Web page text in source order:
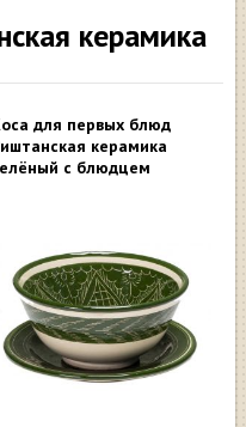
керамика
для первых блюд
керамика
с блюдцем